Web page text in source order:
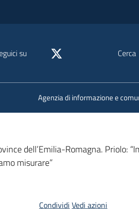
su Cerca
Agenzia di informazione e
dell’Emilia-Romagna. Priolo:
misurare”
Condividi Vedi azioni